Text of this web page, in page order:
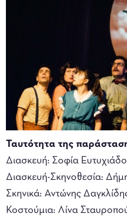
Ταυτότητα της
Διασκευή: Σοφία
Διασκευή-Σκηνοθεσία:
Σκηνικά: Αντώνης
Κοστούμια: Λίνα